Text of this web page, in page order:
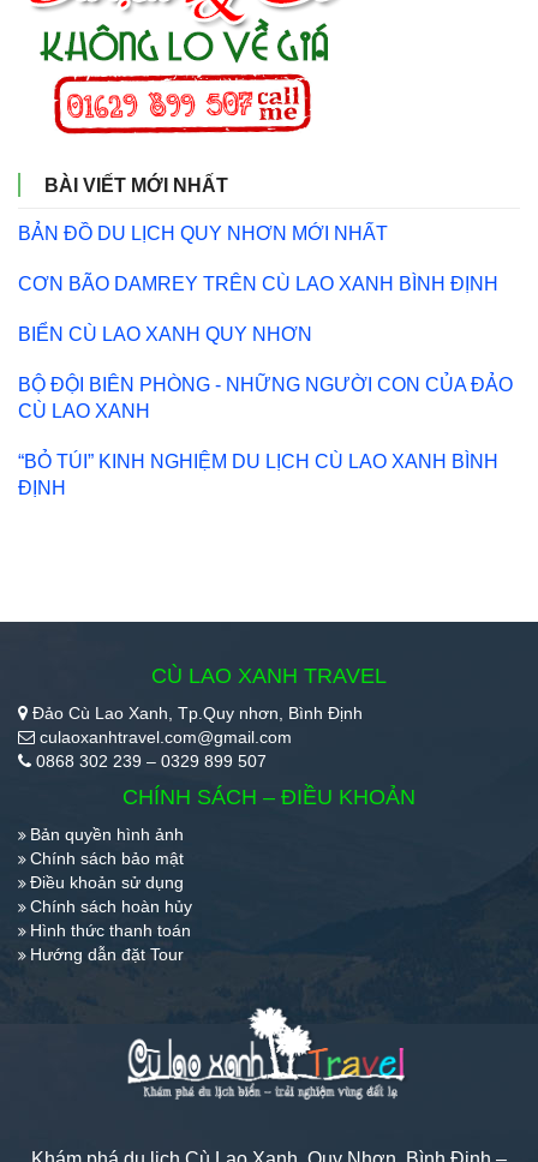
BÀI VIẾT MỚI NHẤT
BẢN ĐỒ DU LỊCH QUY NHƠN MỚI NHẤT
CƠN BÃO DAMREY TRÊN CÙ LAO XANH BÌNH ĐỊNH
BIỂN CÙ LAO XANH QUY NHƠN
BỘ ĐỘI BIÊN PHÒNG - NHỮNG NGƯỜI CON CỦA ĐẢO
CÙ LAO XANH
“BỎ TÚI” KINH NGHIỆM DU LỊCH CÙ LAO XANH BÌNH
ĐỊNH
CÙ LAO XANH TRAVEL
Đảo Cù Lao Xanh, Tp.Quy nhơn, Bình Định
culaoxanhtravel.com@gmail.com
0868 302 239 – 0329 899 507
CHÍNH SÁCH – ĐIỀU KHOẢN
Bản quyền hình ảnh
Chính sách bảo mật
Điều khoản sử dụng
Chính sách hoàn hủy
Hình thức thanh toán
Hướng dẫn đặt Tour